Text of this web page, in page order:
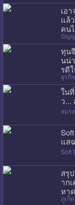
เอ
แล้
คน
ปัญญ
ทุน
นน่
รดี
ธุรกิ
ใน
ว...
สมร
แส
Soft
สรุ
าก
หา
ภูเก็ต